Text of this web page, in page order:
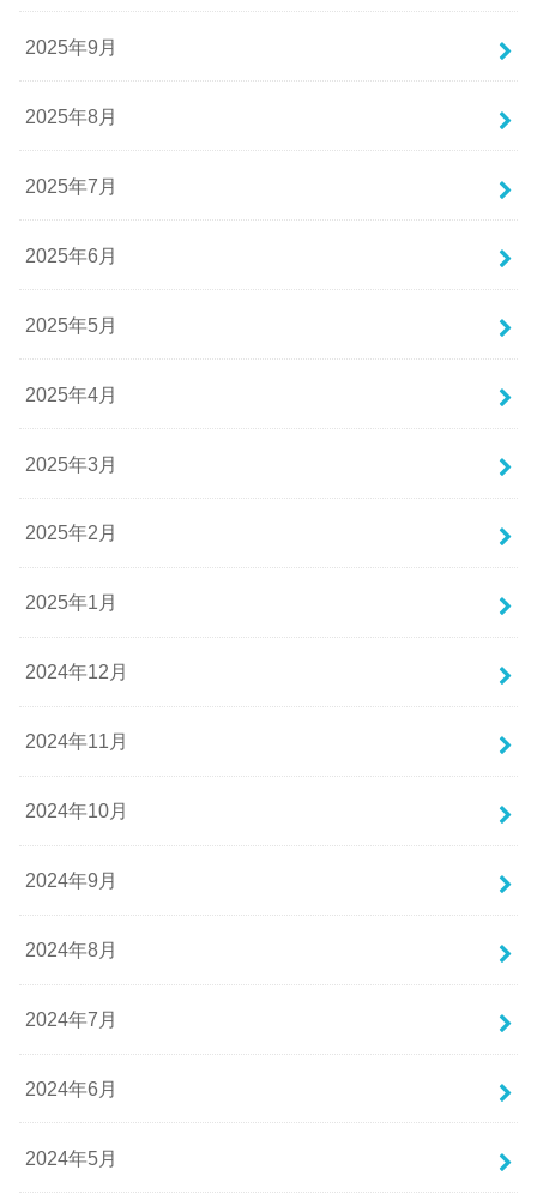
2025年9月
2025年8月
2025年7月
2025年6月
2025年5月
2025年4月
2025年3月
2025年2月
2025年1月
2024年12月
2024年11月
2024年10月
2024年9月
2024年8月
2024年7月
2024年6月
2024年5月